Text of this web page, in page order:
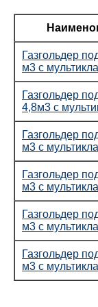
Газгольдер
м3 с
Газгольдер
4,8м3 с
Газгольдер
м3 с
Газгольдер
м3 с
Газгольдер
м3 с
Газгольдер
м3 с